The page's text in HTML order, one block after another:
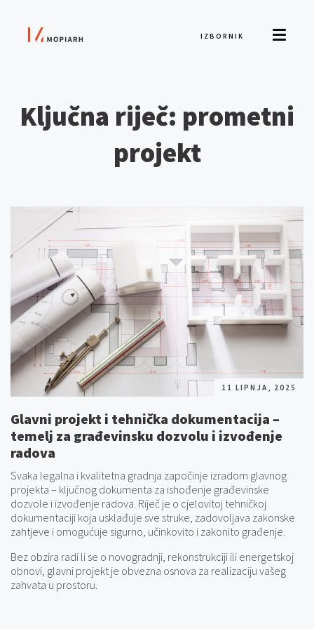
IZBORNIK
Ključna riječ: prometni
projekt
11 LIPNJA, 2025
Glavni projekt i tehnička dokumentacija –
temelj za građevinsku dozvolu i izvođenje
radova
Svaka legalna i kvalitetna gradnja započinje izradom glavnog
projekta – ključnog dokumenta za ishođenje građevinske
dozvole i izvođenje radova. Riječ je o cjelovitoj tehničkoj
dokumentaciji koja usklađuje sve struke, zadovoljava zakonske
zahtjeve i omogućuje sigurno, učinkovito i zakonito građenje.
Bez obzira radi li se o novogradnji, rekonstrukciji ili energetskoj
obnovi, glavni projekt je obvezna osnova za realizaciju vašeg
zahvata u prostoru.